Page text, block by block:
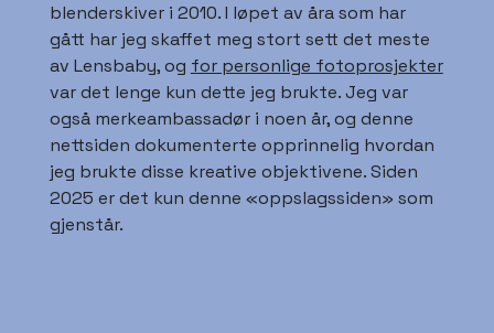
blenderskiver i 2010. I løpet av åra som har
gått har jeg skaffet meg stort sett det meste
av Lensbaby, og for personlige fotoprosjekter
var det lenge kun dette jeg brukte. Jeg var
også merkeambassadør i noen år, og denne
nettsiden dokumenterte opprinnelig hvordan
jeg brukte disse kreative objektivene. Siden
2025 er det kun denne «oppslagssiden» som
gjenstår.